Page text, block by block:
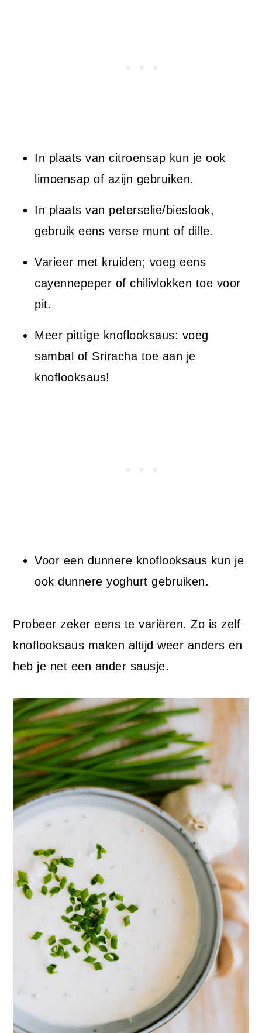
In plaats van citroensap kun je ook
limoensap of azijn gebruiken.
In plaats van peterselie/bieslook,
gebruik eens verse munt of dille.
Varieer met kruiden; voeg eens
cayennepeper of chilivlokken toe voor
pit.
Meer pittige knoflooksaus: voeg
sambal of Sriracha toe aan je
knoflooksaus!
Voor een dunnere knoflooksaus kun je
ook dunnere yoghurt gebruiken.
Probeer zeker eens te variëren. Zo is zelf
knoflooksaus maken altijd weer anders en
heb je net een ander sausje.